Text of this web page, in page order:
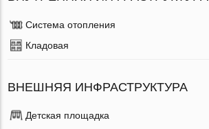
Система отопления
Кладовая
ВНЕШНЯЯ ИНФРАСТРУКТУРА
Детская площадка